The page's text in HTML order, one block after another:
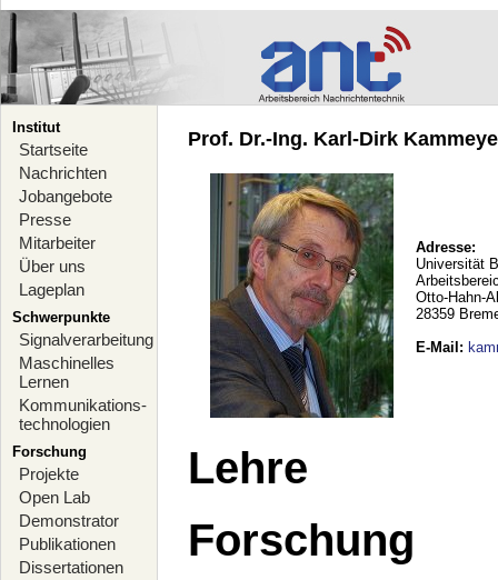
Institut
Startseite
Nachrichten
Jobangebote
Presse
Mitarbeiter
Über uns
Lageplan
Schwerpunkte
Signalverarbeitung
Maschinelles
Lernen
Kommunikations-
technologien
Forschung
Projekte
Open Lab
Demonstrator
Publikationen
Dissertationen
Prof. Dr.-Ing. Karl-Dirk
Adresse:
Universität
Otto-Hahn-
28359
E-Mail :
Lehre
Forschung